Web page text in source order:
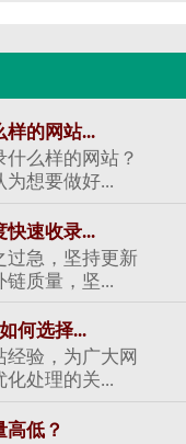
样的网站...
么样的网站？
想要做好...
快速收录...
过急，坚持更新
链质量，坚...
何选择...
验，为广大网
处理的关...
低？